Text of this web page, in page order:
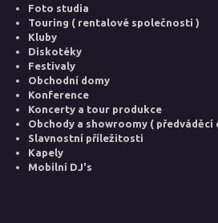
Foto studia
Touring ( rentalové společnosti )
Kluby
Diskotéky
Festivaly
Obchodní domy
Konference
Koncerty a tour produkce
Obchody a showroomy ( předváděcí
Slavnostní příležitosti
Kapely
Mobilní DJ's